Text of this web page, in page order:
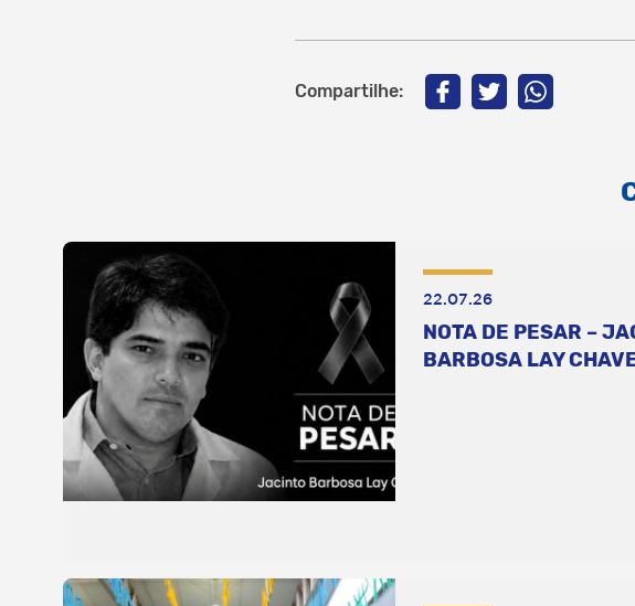
Compartilhe:
22.07.26
NOTA DE PESAR –
BARBOSA LAY